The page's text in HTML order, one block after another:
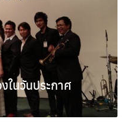
ในวันประกาศ